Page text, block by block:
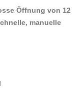
Öffnung von 12
manuelle